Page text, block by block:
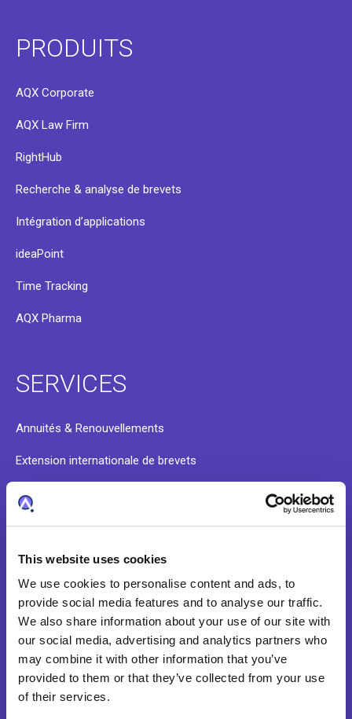
This website uses cookies
We use cookies to personalise content and ads, to
provide social media features and to analyse our traffic.
We also share information about your use of our site with
our social media, advertising and analytics partners who
may combine it with other information that you’ve
provided to them or that they’ve collected from your use
of their services.
PRODUITS
AQX Corporate
AQX Law Firm
RightHub
Recherche & analyse de brevets
Intégration d’applications
ideaPoint
Time Tracking
AQX Pharma
SERVICES
Annuités & Renouvellements
Extension internationale de brevets
Saisie & services administratifs
Validation de données & intégration
Recherche de brevets
À PROPOS
Notre histoire
Culture d’entreprise